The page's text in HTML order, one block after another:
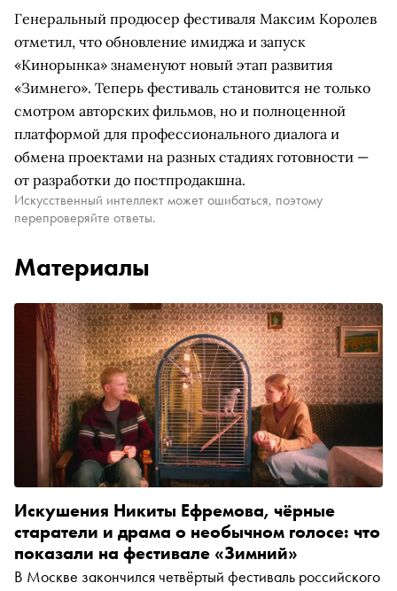
Генеральный продюсер фестиваля Максим Королев
отметил, что обновление имиджа и запуск
«Кинорынка» знаменуют новый этап развития
«Зимнего». Теперь фестиваль становится не только
смотром авторских фильмов, но и полноценной
платформой для профессионального диалога и
обмена проектами на разных стадиях готовности —
от разработки до постпродакшна.
Искусственный интеллект может ошибаться, поэтому
перепроверяйте ответы.
Материалы
Искушения Никиты Ефремова, чёрные
старатели и драма о необычном голосе: что
показали на фестивале «Зимний»
В Москве закончился четвёртый фестиваль российского